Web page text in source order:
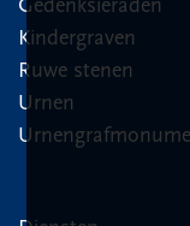
Gedenksieraden
Kindergraven
Ruwe stenen
Urnen